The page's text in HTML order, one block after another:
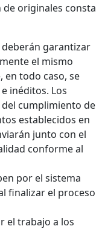
de originales consta
garantizar
el mismo
en todo caso, se
inéditos. Los
cumplimiento de
establecidos en
junto con el
conforme al
por el sistema
finalizar el proceso
el trabajo a los